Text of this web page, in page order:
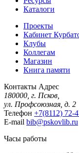
Каталоги
Проекты
Кабинет
Клубы
Коллегам
Магазин
Книга памяти
Контакты Адрес
180000, г. Псков,
ул. Профсоюзная, д. 2
Телефон +7(8112) 72-
E-mail bib@pskovlib.ru
Часы работы